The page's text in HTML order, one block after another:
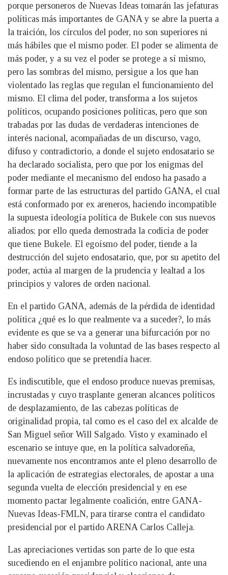
porque personeros de Nuevas Ideas tomarán las jefaturas
políticas más importantes de GANA y se abre la puerta a
la traición, los círculos del poder, no son superiores ni
más hábiles que el mismo poder. El poder se alimenta de
más poder, y a su vez el poder se protege a sí mismo,
pero las sombras del mismo, persigue a los que han
violentado las reglas que regulan el funcionamiento del
mismo. El clima del poder, transforma a los sujetos
políticos, ocupando posiciones políticas, pero que son
trabadas por las dudas de verdaderas intenciones de
interés nacional, acompañadas de un discurso, vago,
difuso y contradictorio, a donde el sujeto endosatario se
ha declarado socialista, pero que por los enigmas del
poder mediante el mecanismo del endoso ha pasado a
formar parte de las estructuras del partido GANA, el cual
está conformado por ex areneros, haciendo incompatible
la supuesta ideología política de Bukele con sus nuevos
aliados; por ello queda demostrada la codicia de poder
que tiene Bukele. El egoísmo del poder, tiende a la
destrucción del sujeto endosatario, que, por su apetito del
poder, actúa al margen de la prudencia y lealtad a los
principios y valores de orden nacional.
En el partido GANA, además de la pérdida de identidad
política ¿qué es lo que realmente va a suceder?, lo más
evidente es que se va a generar una bifurcación por no
haber sido consultada la voluntad de las bases respecto al
endoso político que se pretendía hacer.
Es indiscutible, que el endoso produce nuevas premisas,
incrustadas y cuyo trasplante generan alcances políticos
de desplazamiento, de las cabezas políticas de
originalidad propia, tal como es el caso del ex alcalde de
San Miguel señor Will Salgado. Visto y examinado el
escenario se intuye que, en la política salvadoreña,
nuevamente nos encontramos ante el pleno desarrollo de
la aplicación de estrategias electorales, de apostar a una
segunda vuelta de elección presidencial y en ese
momento pactar legalmente coalición, entre GANA-
Nuevas Ideas-FMLN, para tirarse contra el candidato
presidencial por el partido ARENA Carlos Calleja.
Las apreciaciones vertidas son parte de lo que esta
sucediendo en el enjambre político nacional, ante una